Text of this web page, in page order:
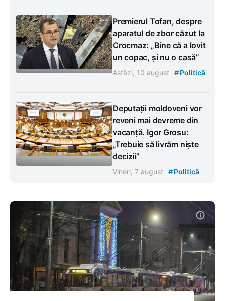
Premierul Tofan, despre
aparatul de zbor căzut la
Crocmaz: „Bine că a lovit
un copac, și nu o casă”
Astăzi, 10 august #Politică
Deputații moldoveni vor
reveni mai devreme din
vacanță. Igor Grosu:
„Trebuie să livrăm niște
decizii”
Vineri, 7 august #Politică